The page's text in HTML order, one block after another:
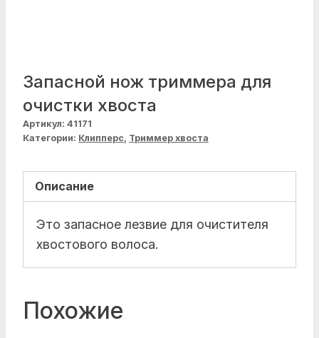
Запасной нож триммера для
очистки хвоста
Артикул: 41171
Категории: Клипперс, Триммер хвоста
Описание
Это запасное лезвие для очистителя
хвостового волоса.
Похожие